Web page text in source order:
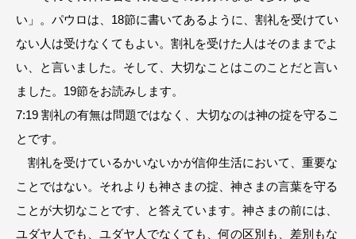
い」。パウロは、18節に書いてあるように、割礼を受けてい
ない人は受けなくてもよい。割礼を受けた人はそのままでよ
い、と言いました。そして、大切なことはこのことだと言い
ました。19節をお読みします。
7:19 割礼の有無は問題ではなく、大切なのは神の掟を守るこ
とです。
割礼を受けているかいないかが信仰生活において、重要な
ことではない。それよりも神さまの掟、神さまの言葉を守る
ことが大切なことです、と答えています。神さまの前には、
ユダヤ人でも、ユダヤ人でなくても、何の区別も、差別もな